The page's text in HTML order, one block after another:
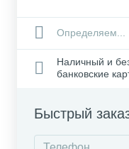
Определяем...
Наличный и
банковские
Быстрый